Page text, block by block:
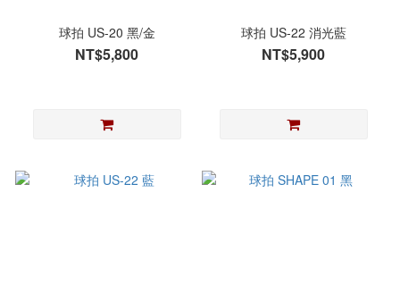
球拍 US-20 黑/金
NT$5,800
球拍 US-22 消光藍
NT$5,900